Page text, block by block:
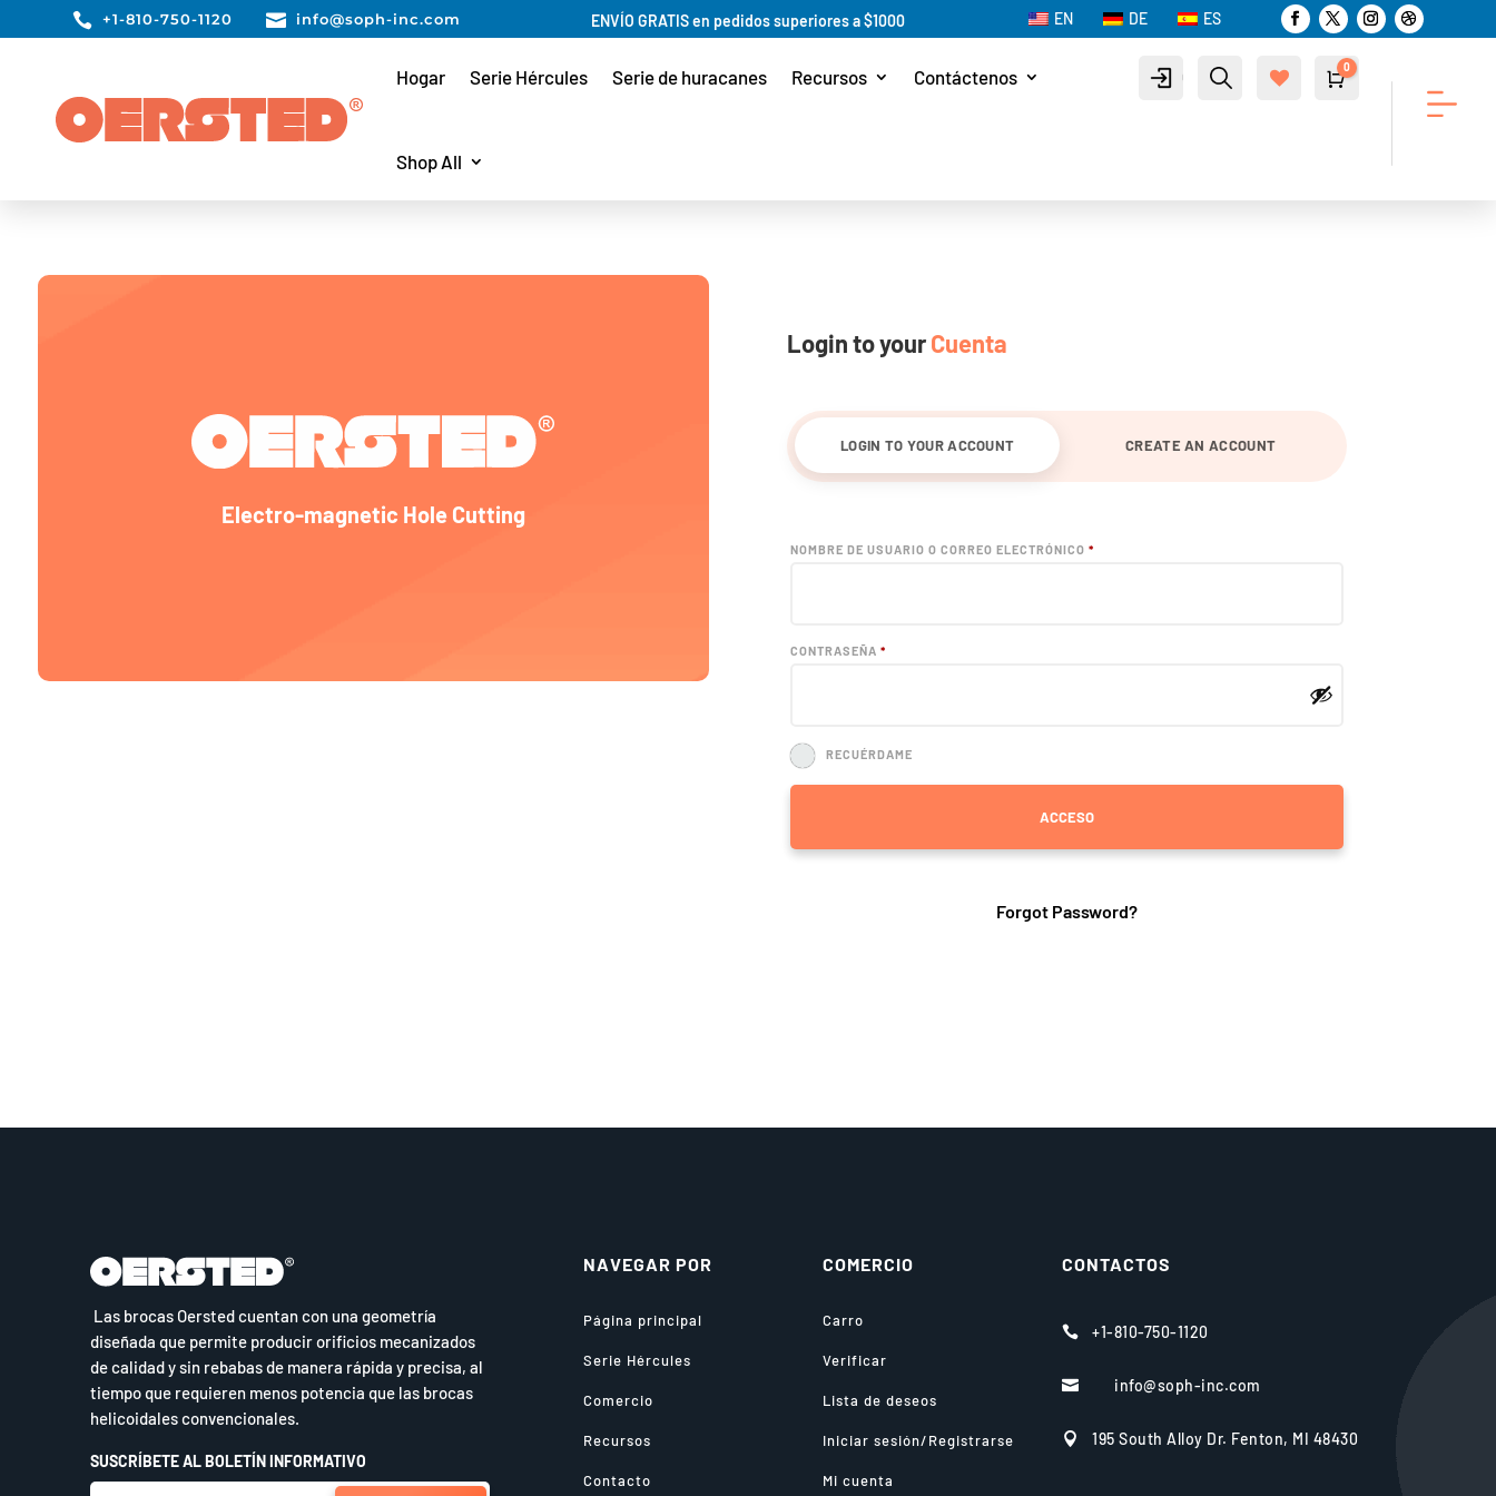
 +1-810-750-1120  info@soph-inc.com ENVÍO GRATIS en pedidos superiores a $1000 EN DE ES
Hogar Serie Hércules Serie de huracanes Recursos Contáctenos
Shop All
Cuenta
Buscar
Carro
0
0.00
Electro-magnetic Hole Cutting
Login to yourCuenta
LOGIN TO YOUR ACCOUNT CREATE AN ACCOUNT
NOMBRE DE USUARIO O CORREO ELECTRÓNICO*
CONTRASEÑA*
RECUÉRDAME
ACCESO
Forgot Password?
Las brocas Oersted cuentan con una geometría
diseñada que permite producir orificios mecanizados
de calidad y sin rebabas de manera rápida y precisa, al
tiempo que requieren menos potencia que las brocas
helicoidales convencionales.
SUSCRÍBETE AL BOLETÍN INFORMATIVO
NAVEGAR POR
Página principal
Serie Hércules
Comercio
Recursos
Contacto
COMERCIO
Carro
Verificar
Lista de deseos
Iniciar sesión/Registrarse
Mi cuenta
CONTACTOS
 +1-810-750-1120
 info@soph-inc.com
 195 South Alloy Dr. Fenton, MI 48430